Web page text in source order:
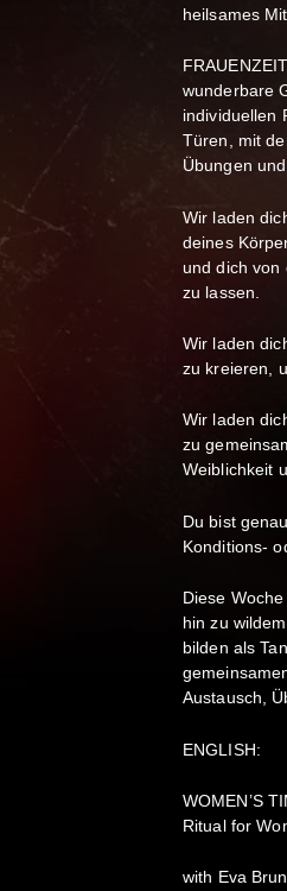
heilsames
wunderbare
individuellen
Türen, mit
Übungen
Wir laden
deines
und dich
zu lassen.
Wir laden
zu kreieren,
Wir laden
zu
Weiblichkeit
Du bist
Konditions-
Diese
hin zu
bilden als
Austausch,
ENGLISH:
WOMEN’S
Ritual for
with Eva